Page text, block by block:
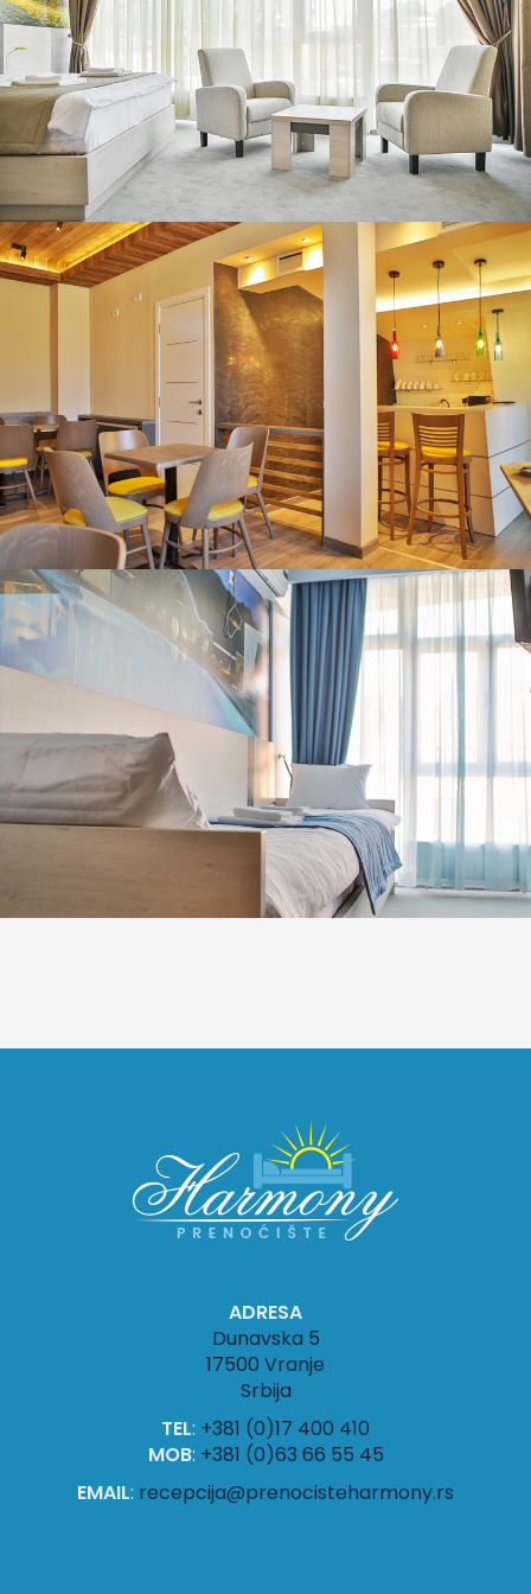
ADRESA
Dunavska 5
17500 Vranje
Srbija
TEL: +381 (0)17 400 410
MOB: +381 (0)63 66 55 45
EMAIL: recepcija@prenocisteharmony.rs